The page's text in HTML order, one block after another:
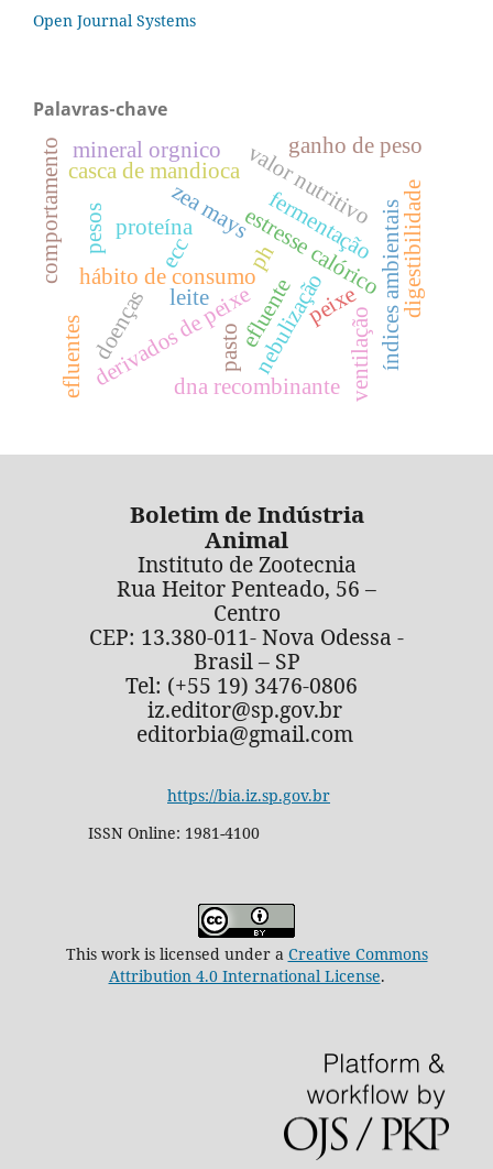
Open Journal Systems
Palavras-chave
peixe
derivados de peixe
hábito de consumo
comportamento estresse calóricoíndices ambientais
nebulização ventilação
digestibilidade
efluente
fermentação
ph
proteína
dna recombinante
zea maysvalor nutritivo
casca de mandioca
efluentes
pesos
ganho de peso
mineral orgnico
pasto
doenças leite
ecc
Boletim de Indústria
Animal
Instituto de Zootecnia
Rua Heitor Penteado, 56 –
Centro
CEP: 13.380-011- Nova Odessa -
Brasil – SP
Tel: (+55 19) 3476-0806
iz.editor@sp.gov.br
editorbia@gmail.com
https://bia.iz.sp.gov.br
ISSN Online: 1981-4100
This work is licensed under a Creative Commons
Attribution 4.0 International License.